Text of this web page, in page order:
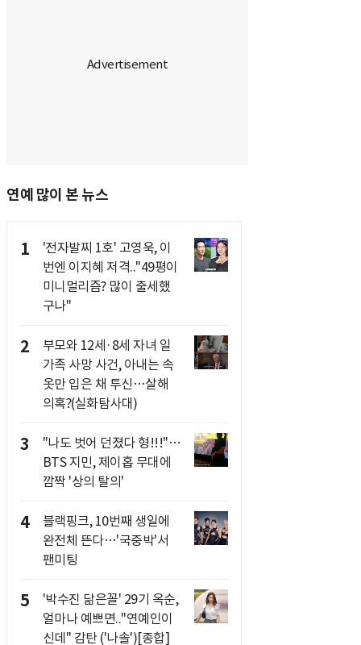
연예 많이 본 뉴스
1
'전자발찌 1호' 고영욱, 이
번엔 이지혜 저격.."49평이
미니멀리즘? 많이 출세했
구나"
2
부모와 12세·8세 자녀 일
가족 사망 사건, 아내는 속
옷만 입은 채 투신…살해
의혹?(실화탐사대)
3
"나도 벗어 던졌다 형!!!"…
BTS 지민, 제이홉 무대에
깜짝 '상의 탈의'
4
블랙핑크, 10번째 생일에
완전체 뜬다…'국중박'서
팬미팅
5
'박수진 닮은꼴' 29기 옥순,
얼마나 예쁘면.."연예인이
신데" 감탄 ('나솔')[종합]